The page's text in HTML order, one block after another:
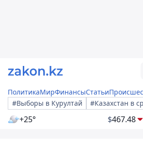
ПолитикаМирФинансыСтатьи
#Выборы в Курултай
#Казахстан в
+25° $467.48